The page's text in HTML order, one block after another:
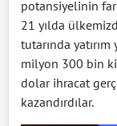
potansiyelinin
21 yılda
tutarında yatırım
milyon 300 bin
dolar ihracat
kazandırdılar.